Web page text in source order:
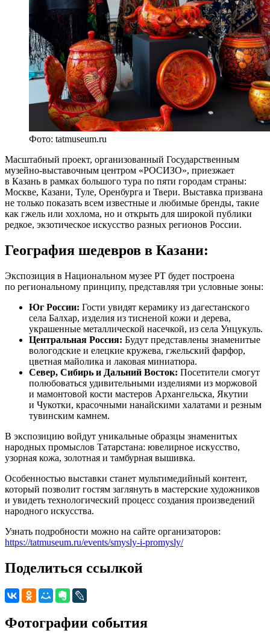
Фото: tatmuseum.ru
Масштабный проект, организованный Государственным
музейно-выставочным центром «РОСИЗО», приезжает
в Казань в рамках большого тура по пяти городам страны:
Москве, Казани, Туле, Оренбурга и Твери. Выставка призвана
не только показать всем известные и любимые бренды, такие
как гжель или хохлома, но и открыть для широкой публики
редкое, экзотическое искусство разных регионов России.
География шедевров в Казани:
Экспозиция в Национальном музее РТ будет построена
по региональному принципу, представляя три условные зоны:
Юг России: Гости увидят керамику из дагестанского
села Балхар, изделия из тисненой кожи и дерева,
украшенные металлической насечкой, из села Унцукуль.
Центральная Россия: Будут представлены знаменитые
вологодские и елецкие кружева, гжельский фарфор,
цветная майолика и лаковая миниатюра.
Север, Сибирь и Дальний Восток: Посетители смогут
полюбоваться удивительными изделиями из моржовой
и мамонтовой кости мастеров Архангельска, Якутии
и Чукотки, красочными нанайскими халатами и резным
тувинским камнем.
В экспозицию войдут уникальные образцы знаменитых
народных промыслов Татарстана: ювелирное искусство,
узорная кожа, золотная и тамбурная вышивка.
Особенностью выставки станет мультимедийный контент,
который позволит гостям заглянуть в мастерские художников
и увидеть технологический процесс создания произведений
народного искусства.
Узнать подробности можно на сайте организаторов:
https://tatmuseum.ru/events/smysly-i-promysly/
Поделиться ссылкой
Фотографии события